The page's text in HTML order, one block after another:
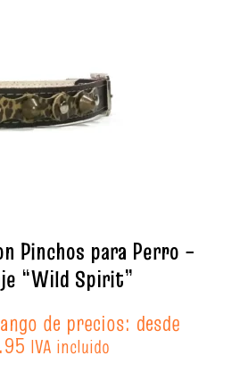
Pinchos para Perro –
“Wild Spirit”
de precios: desde
IVA incluido